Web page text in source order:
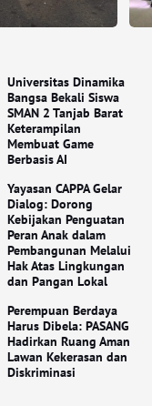
Universitas Dinamika
Bangsa Bekali Siswa
SMAN 2 Tanjab Barat
Keterampilan
Membuat Game
Berbasis AI
Yayasan CAPPA Gelar
Dialog: Dorong
Kebijakan Penguatan
Peran Anak dalam
Pembangunan Melalui
Hak Atas Lingkungan
dan Pangan Lokal
Perempuan Berdaya
Harus Dibela: PASANG
Hadirkan Ruang Aman
Lawan Kekerasan dan
Diskriminasi